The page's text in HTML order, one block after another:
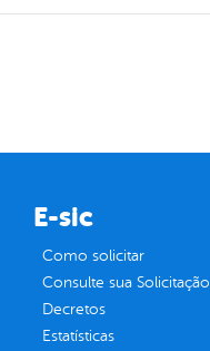
E-sic
Como solicitar
Consulte sua Solicitação
Decretos
Estatísticas